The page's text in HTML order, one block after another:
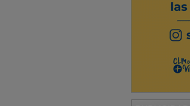
PUBLICIDAD